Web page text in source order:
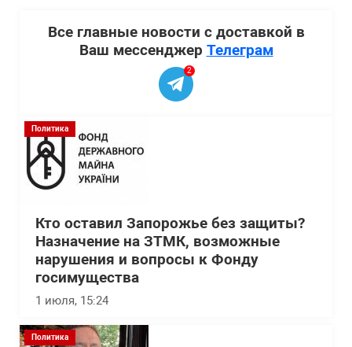
Все главные новости с доставкой в
Ваш мессенджер Телеграм
2
Политика
Кто оставил Запорожье без защиты?
Назначение на ЗТМК, возможные
нарушения и вопросы к Фонду
госимущества
1 июля, 15:24
Политика